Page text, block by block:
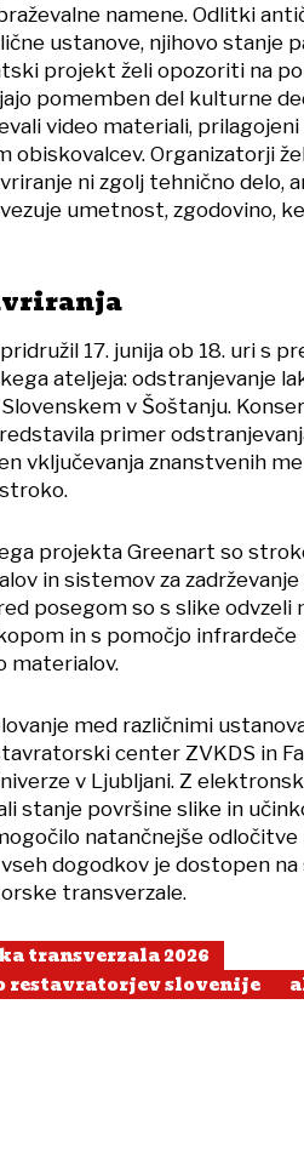
namene. Odlitki
ustanove, njihovo stanje
projekt želi opozoriti na
pomemben del kulturne
video materiali,
obiskovalcev. Organizatorji
ni zgolj tehnično delo,
umetnost, zgodovino,
17. junija ob 18. uri s
ateljeja: odstranjevanje
v Šoštanju.
primer
vključevanja znanstvenih
projekta Greenart so
in sistemov za
posegom so s slike odvzeli
in s pomočjo infrardeče
materialov.
med različnimi
center ZVKDS in
v Ljubljani. Z
stanje površine slike in
natančnejše
dogodkov je dostopen
transverzale.
transverzala 2026
restavratorjev slovenije